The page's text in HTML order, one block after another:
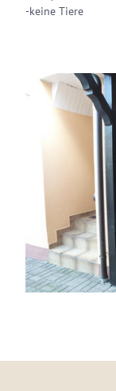
-keine Tiere